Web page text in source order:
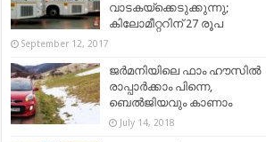
വാടകയ്ക്കെടുക്കുന്നു;
കിലോമീറ്ററിന് 27 രൂപ
September 12, 2017
ജർമനിയിലെ ഫാം ഹൗസിൽ
രാപ്പാർക്കാം പിന്നെ,
ബെൽജിയവും കാണാം
July 14, 2018